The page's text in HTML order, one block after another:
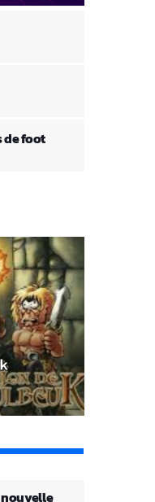
de foot
nouvelle